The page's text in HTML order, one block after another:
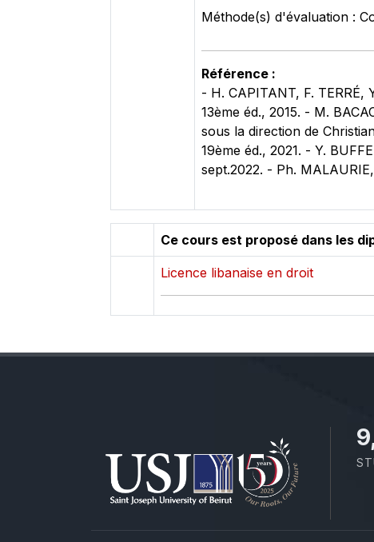
Méthode(s) d'évaluation :
Référence :
- H. CAPITANT, F. TERRÉ,
13ème éd., 2015. - M.
sous la direction de
19ème éd., 2021. - Y.
sept.2022. - Ph.
Ce cours est proposé dans les
Licence libanaise en droit